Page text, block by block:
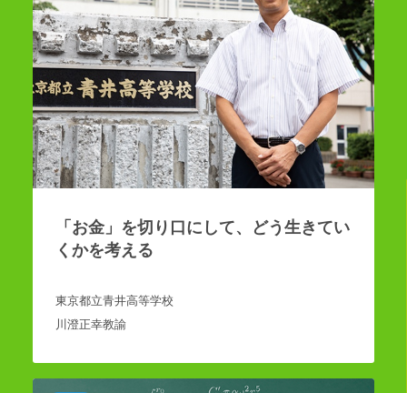
「お金」を切り口にして、どう生きてい
くかを考える
東京都立青井高等学校
川澄正幸教諭